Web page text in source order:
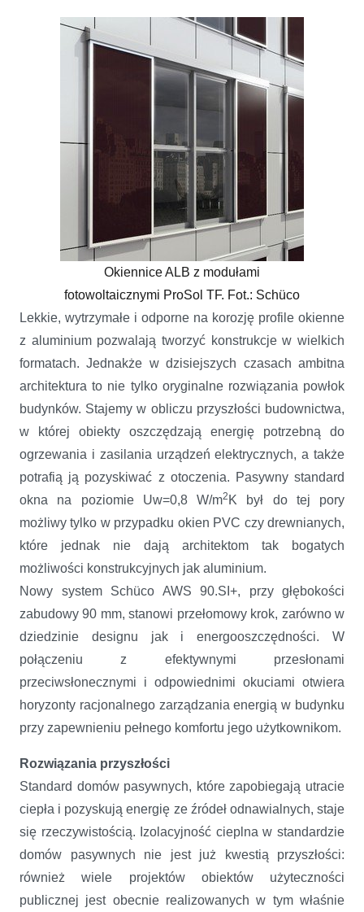
Okiennice ALB z modułami
fotowoltaicznymi ProSol TF. Fot.: Schüco
Lekkie, wytrzymałe i odporne na korozję profile okienne
z aluminium pozwalają tworzyć konstrukcje w wielkich
formatach. Jednakże w dzisiejszych czasach ambitna
architektura to nie tylko oryginalne rozwiązania powłok
budynków. Stajemy w obliczu przyszłości budownictwa,
w której obiekty oszczędzają energię potrzebną do
ogrzewania i zasilania urządzeń elektrycznych, a także
potrafią ją pozyskiwać z otoczenia. Pasywny standard
okna na poziomie Uw=0,8 W/m2 K był do tej pory
możliwy tylko w przypadku okien PVC czy drewnianych,
które jednak nie dają architektom tak bogatych
możliwości konstrukcyjnych jak aluminium.
Nowy system Schüco AWS 90.SI+, przy głębokości
zabudowy 90 mm, stanowi przełomowy krok, zarówno w
dziedzinie designu jak i energooszczędności. W
połączeniu z efektywnymi przesłonami
przeciwsłonecznymi i odpowiednimi okuciami otwiera
horyzonty racjonalnego zarządzania energią w budynku
przy zapewnieniu pełnego komfortu jego użytkownikom.
Rozwiązania przyszłości
Standard domów pasywnych, które zapobiegają utracie
ciepła i pozyskują energię ze źródeł odnawialnych, staje
się rzeczywistością. Izolacyjność cieplna w standardzie
domów pasywnych nie jest już kwestią przyszłości:
również wiele projektów obiektów użyteczności
publicznej jest obecnie realizowanych w tym właśnie